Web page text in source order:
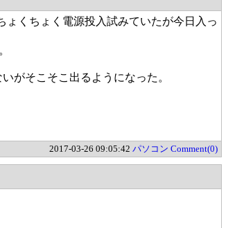
ょくちょく電源投入試みていたが今日入っ
がそこそこ出るようになった。
2017-03-26 09:05:42 パソコン Comment(0)